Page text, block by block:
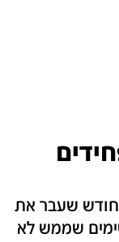
בחודש שעבר את
שממש לא